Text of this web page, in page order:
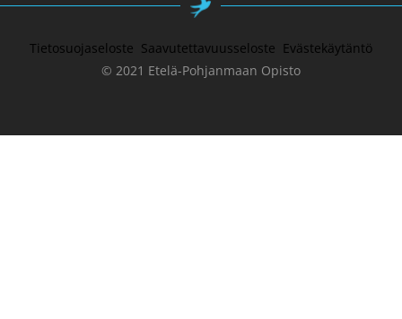
Tietosuojaseloste Saavutettavuusseloste Evästekäytäntö
© 2021 Etelä-Pohjanmaan Opisto